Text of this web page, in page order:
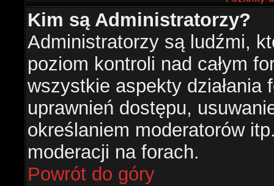
Kim są Administratorzy?
Administratorzy są ludźmi,
poziom kontroli nad całym
wszystkie aspekty działania
uprawnień dostępu,
określaniem moderatorów
moderacji na forach.
Powrót do góry